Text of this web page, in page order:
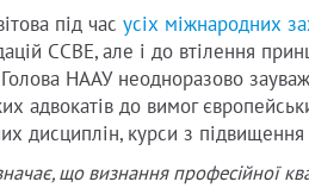
під час усіх міжнародних
ССВЕ, але і до втілення
НААУ неодноразово
адвокатів до вимог
дисциплін, курси з
що визнання професійної